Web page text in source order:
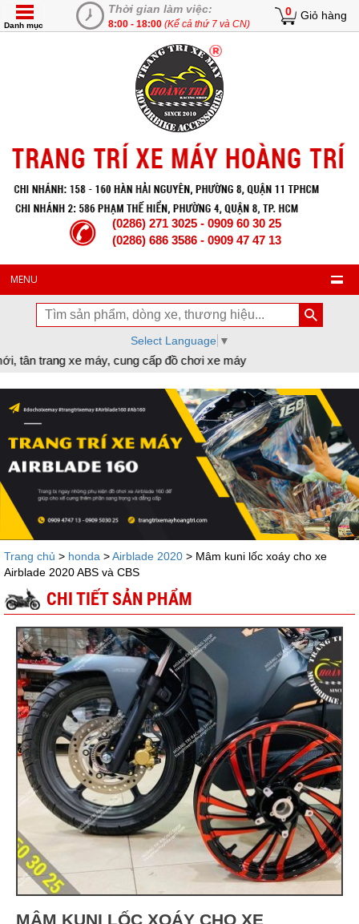
Thời gian làm việc:
8:00 - 18:00 (Kể cả thứ 7 và CN)
0 Giỏ hàng
Danh mục
(0286) 271 3025 - 0909 60 30 25
(0286) 686 3586 - 0909 47 47 13
MENU
Select Language ▼
chơi xe máy
Trang chủ > honda >Airblade 2020 > Mâm kuni lốc xoáy cho xe
Airblade 2020 ABS và CBS
CHI TIẾT SẢN PHẨM
MÂM KUNI LỐC XOÁY CHO XE